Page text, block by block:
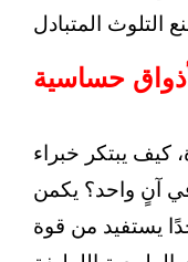
حساسية
كيف يبتكر خبراء
آنٍ واحد؟ يكمن
يستفيد من قوة